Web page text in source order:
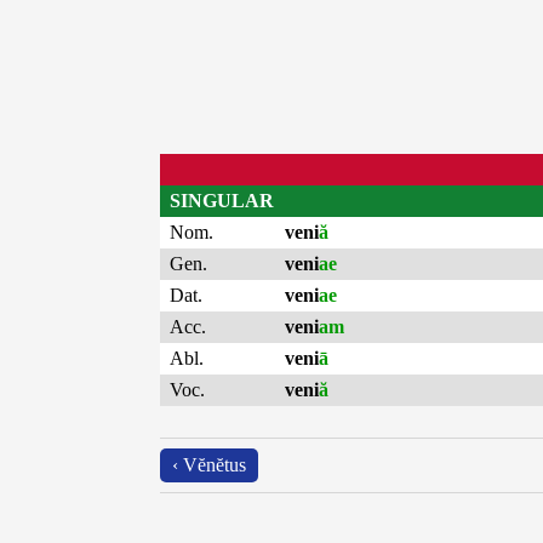
SINGULAR
Nom.
veniă
Gen.
veniae
Dat.
veniae
Acc.
veniam
Abl.
veniā
Voc.
veniă
‹ Vĕnĕtus